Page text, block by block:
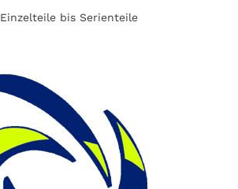
Einzelteile bis Serienteile